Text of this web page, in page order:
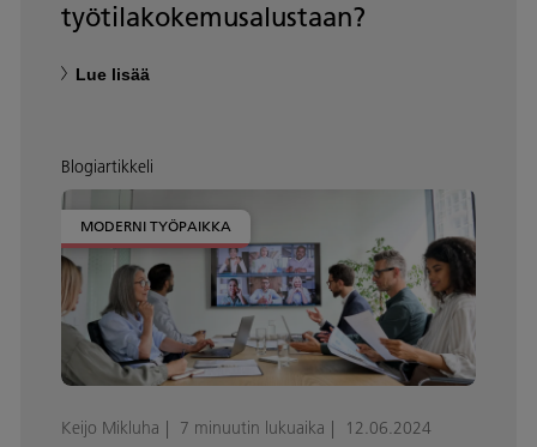
työtilakokemusalustaan?
Lue lisää
Blogiartikkeli
MODERNI TYÖPAIKKA
Keijo Mikluha 7 minuutin lukuaika 12.06.2024